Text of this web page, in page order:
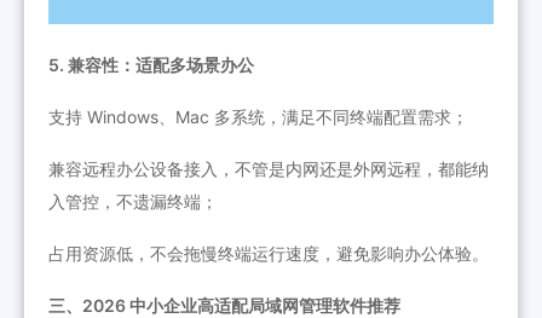
5. 兼容性：适配多场景办公
支持 Windows、Mac 多系统，满足不同终端配置需求；
兼容远程办公设备接入，不管是内网还是外网远程，都能纳
入管控，不遗漏终端；
占用资源低，不会拖慢终端运行速度，避免影响办公体验。
三、2026 中小企业高适配局域网管理软件推荐